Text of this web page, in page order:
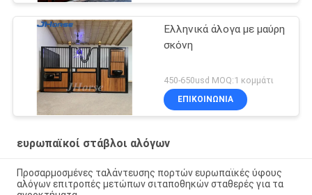
Ελληνικά άλογα με μαύρη
σκόνη
450-650usd MOQ:1 κομμάτι
ΕΠΙΚΟΙΝΩΝΙΑ
ευρωπαϊκοί στάβλοι αλόγων
Προσαρμοσμένες ταλάντευσης πορτών ευρωπαϊκές ύφους
αλόγων επιτροπές μετώπων σιταποθηκών σταθερές για τα